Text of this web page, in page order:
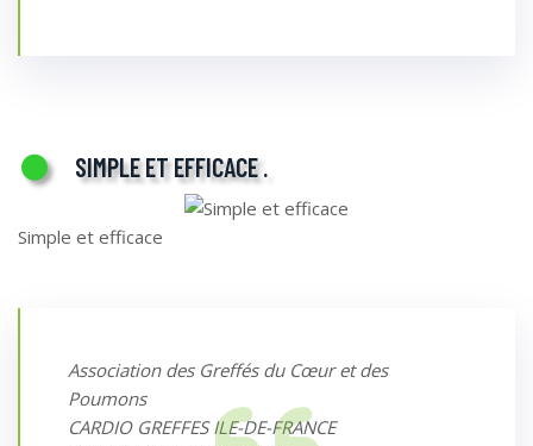
SIMPLE ET EFFICACE .
Simple et efficace
Association des Greffés du Cœur et des
Poumons
CARDIO GREFFES ILE-DE-FRANCE